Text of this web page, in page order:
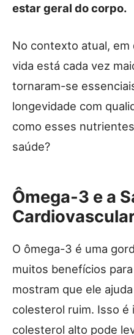
estar geral do corpo.
No contexto atual,
vida está cada vez
tornaram-se
longevidade com
como esses
saúde?
Ômega-3 e a
O ômega-3 é uma
muitos benefícios
mostram que ele
colesterol ruim. Isso
colesterol alto pode